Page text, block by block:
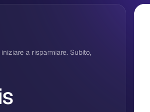
a risparmiare. Subito,